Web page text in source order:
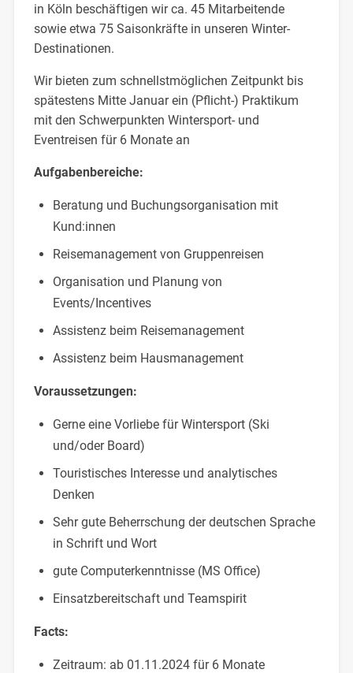
in Köln beschäftigen wir ca. 45 Mitarbeitende
sowie etwa 75 Saisonkräfte in unseren Winter-
Destinationen.
Wir bieten zum schnellstmöglichen Zeitpunkt bis
spätestens Mitte Januar ein (Pflicht-) Praktikum
mit den Schwerpunkten Wintersport- und
Eventreisen für 6 Monate an
Aufgabenbereiche:
Beratung und Buchungsorganisation mit
Kund:innen
Reisemanagement von Gruppenreisen
Organisation und Planung von
Events/Incentives
Assistenz beim Reisemanagement
Assistenz beim Hausmanagement
Voraussetzungen:
Gerne eine Vorliebe für Wintersport (Ski
und/oder Board)
Touristisches Interesse und analytisches
Denken
Sehr gute Beherrschung der deutschen Sprache
in Schrift und Wort
gute Computerkenntnisse (MS Office)
Einsatzbereitschaft und Teamspirit
Facts:
Zeitraum: ab 01.11.2024 für 6 Monate